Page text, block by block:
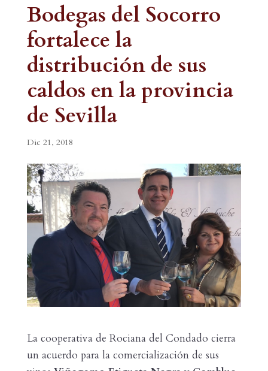
Bodegas del Socorro
fortalece la
distribución de sus
caldos en la provincia
de Sevilla
Dic 21, 2018
La cooperativa de Rociana del Condado cierra
un acuerdo para la comercialización de sus